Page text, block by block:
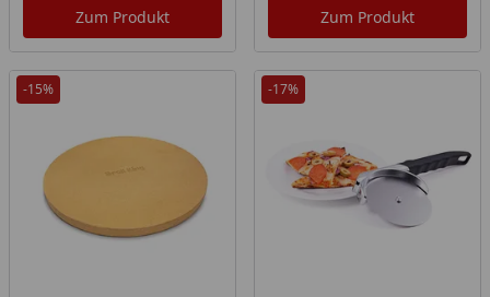
Zum Produkt Zum Produkt
-15% -17%